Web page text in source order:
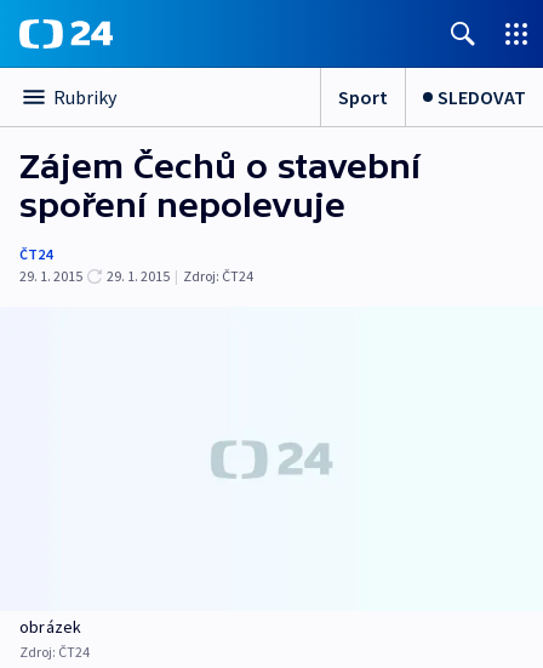
Rubriky Sport SLEDOVAT
Zájem Čechů o stavební
spoření nepolevuje
ČT24
29. 1. 2015
29. 1. 2015 | Zdroj: ČT24
obrázek
Zdroj: ČT24